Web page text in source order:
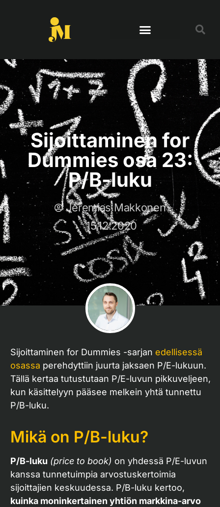
Sijoittaminen for
Dummies osa 23:
P/B-luku
Jeremias Makkonen
15.12.2020
Sijoittaminen for Dummies -sarjan edellisessä
osassa perehdyttiin juurta jaksaen P/E-lukuun.
Tällä kertaa tutustutaan P/E-luvun pikkuveljeen,
kun käsittelyyn pääsee melkein yhtä tunnettu
P/B-luku.
Mikä on P/B-luku?
P/B-luku (price to book) on yhdessä P/E-luvun
kanssa tunnetuimpia arvostuskertoimia
sijoittajien keskuudessa. P/B-luku kertoo,
kuinka moninkertainen yhtiön markkina-arvo